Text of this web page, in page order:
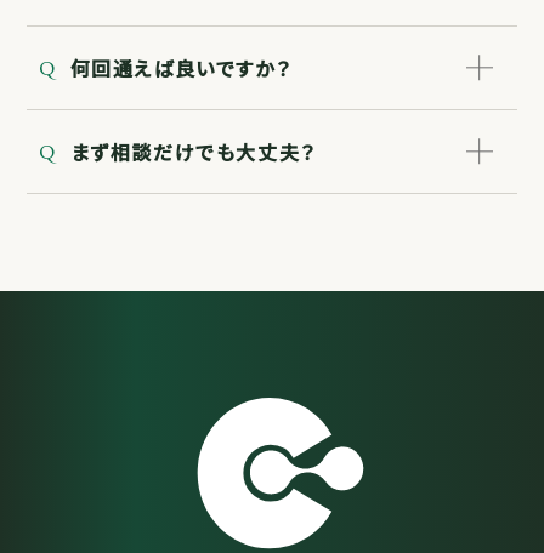
何回通えば良いですか？
まず相談だけでも大丈夫？